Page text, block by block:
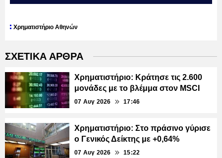
Χρηματιστήριο Αθηνών
ΣΧΕΤΙΚΑ ΑΡΘΡΑ
Χρηματιστήριο: Κράτησε τις 2.600
μονάδες με το βλέμμα στον MSCI
07 Αυγ 2026 17:46
Χρηματιστήριο: Στο πράσινο γύρισε
ο Γενικός Δείκτης με +0,64%
07 Αυγ 2026 15:22